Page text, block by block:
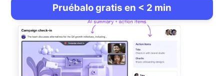
Pruébalo gratis en < 2 min